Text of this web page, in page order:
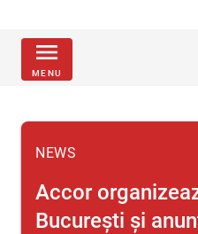
menu
MENU
NEWS
Accor
București și